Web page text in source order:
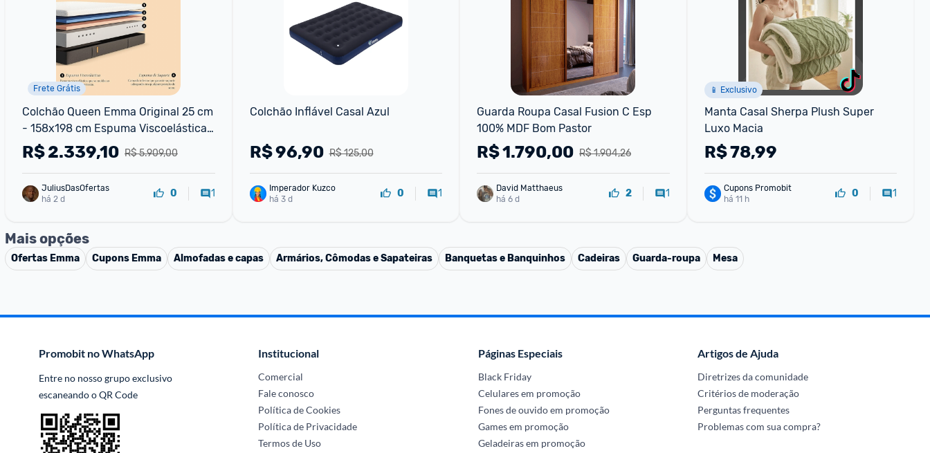
Frete Grátis
Colchão Queen Emma Original 25 cm
- 158x198 cm Espuma Viscoelástica
3 Camadas Conforto Superior
Suporte para Coluna
R$ 5.909,00
R$2.339,10
JuliusDasOfertas
há 2 d
0 1
Colchão Inflável Casal Azul
R$ 125,00
R$96,90
Imperador Kuzco
há 3 d
0 1
Guarda Roupa Casal Fusion C Esp
100% MDF Bom Pastor
R$ 1.904,26
R$1.790,00
há 6 d
2 1
📱 Exclusivo
Manta Casal Sherpa Plush Super
Luxo Macia
R$78,99
Cupons Promobit
há 11 h
0 1
Mais opções
Ofertas Emma Cupons Emma Almofadas e capas Armários, Cômodas e Sapateiras Banquetas e Banquinhos Cadeiras Guarda-roupa Mesa
Promobit no WhatsApp
Entre no nosso grupo exclusivo
escaneando o QR Code
Institucional
Comercial
Fale conosco
Política de Cookies
Política de Privacidade
Termos de Uso
Páginas Especiais
Black Friday
Celulares em promoção
Fones de ouvido em promoção
Games em promoção
Geladeiras em promoção
Artigos de Ajuda
Diretrizes da comunidade
Critérios de moderação
Perguntas frequentes
Problemas com sua compra?